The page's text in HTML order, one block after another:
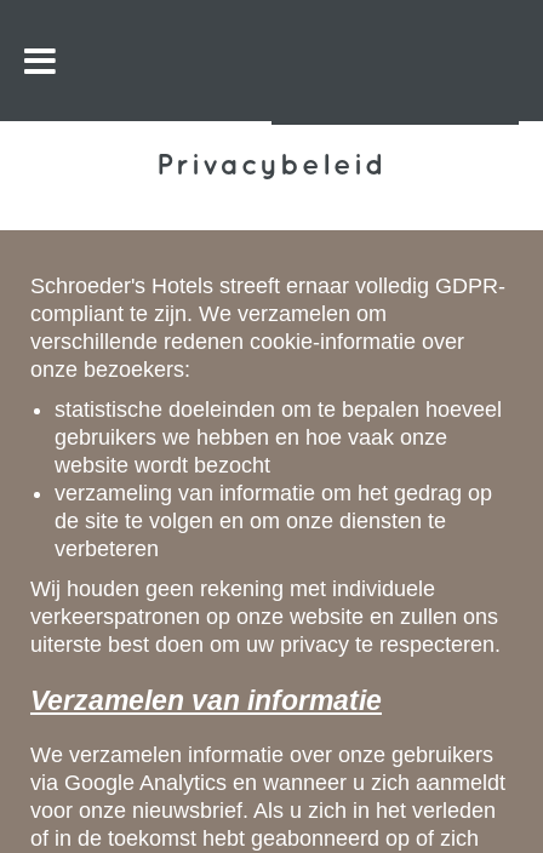
Privacybeleid
Schroeder's Hotels streeft ernaar volledig GDPR-
compliant te zijn. We verzamelen om
verschillende redenen cookie-informatie over
onze bezoekers:
statistische doeleinden om te bepalen hoeveel
gebruikers we hebben en hoe vaak onze
website wordt bezocht
verzameling van informatie om het gedrag op
de site te volgen en om onze diensten te
verbeteren
Wij houden geen rekening met individuele
verkeerspatronen op onze website en zullen ons
uiterste best doen om uw privacy te respecteren.
Verzamelen van informatie
We verzamelen informatie over onze gebruikers
via Google Analytics en wanneer u zich aanmeldt
voor onze nieuwsbrief. Als u zich in het verleden
of in de toekomst hebt geabonneerd op of zich